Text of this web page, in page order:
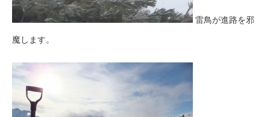
雷鳥が進路を邪
魔します。